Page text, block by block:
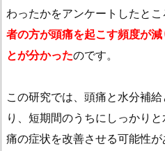
わったかをアンケートしたとこ
者の方が頭痛を起こす頻度が
とが分かったのです。
この研究では、頭痛と水分補
り、短期間のうちにしっかり
痛の症状を改善させる可能性